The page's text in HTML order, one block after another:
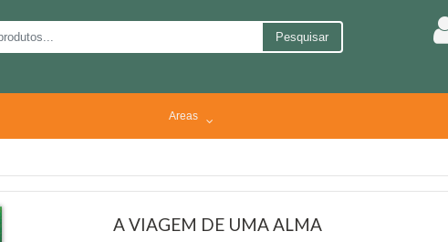
Pesquisar
Areas
A VIAGEM DE UMA ALMA